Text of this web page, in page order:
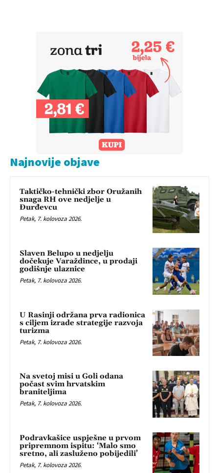
Najnovije objave
Taktičko-tehnički zbor Oružanih
snaga RH ove nedjelje u
Đurđevcu
Petak, 7. kolovoza 2026.
Slaven Belupo u nedjelju
dočekuje Varaždince, u prodaji
godišnje ulaznice
Petak, 7. kolovoza 2026.
U Rasinji održana prva radionica
s ciljem izrade strategije razvoja
turizma
Petak, 7. kolovoza 2026.
Na svetoj misi u Goli odana
počast svim hrvatskim
braniteljima
Petak, 7. kolovoza 2026.
Podravkašice uspješne u prvom
pripremnom ispitu: ‘Malo smo
sretno, ali zasluženo pobijedili’
Petak, 7. kolovoza 2026.